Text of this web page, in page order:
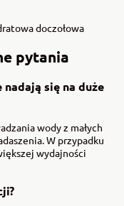
doczołowa
pytania
się na duże
wody z małych
W przypadku
wydajności